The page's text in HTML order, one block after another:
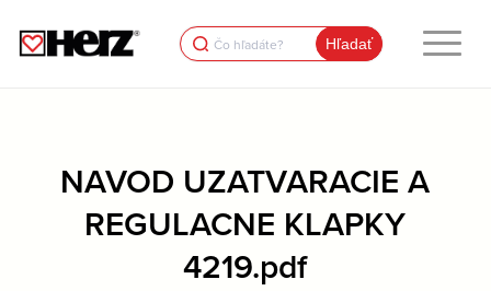
Search
for:
NAVOD UZATVARACIE A
REGULACNE KLAPKY
4219.pdf